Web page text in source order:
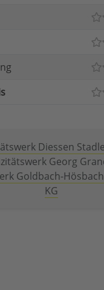
Diessen
Georg
Goldbach-
KG